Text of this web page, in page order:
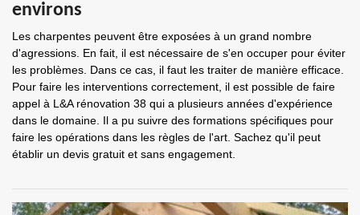
environs
Les charpentes peuvent être exposées à un grand nombre
d'agressions. En fait, il est nécessaire de s'en occuper pour éviter
les problèmes. Dans ce cas, il faut les traiter de manière efficace.
Pour faire les interventions correctement, il est possible de faire
appel à L&A rénovation 38 qui a plusieurs années d'expérience
dans le domaine. Il a pu suivre des formations spécifiques pour
faire les opérations dans les règles de l'art. Sachez qu'il peut
établir un devis gratuit et sans engagement.